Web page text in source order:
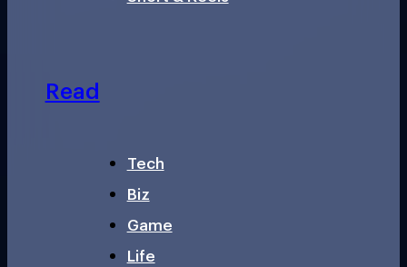
Read
Tech
Biz
Game
Life